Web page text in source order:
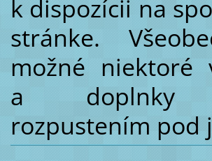
k dispozícii na
stránke.
možné niektoré
a doplnky
rozpustením pod